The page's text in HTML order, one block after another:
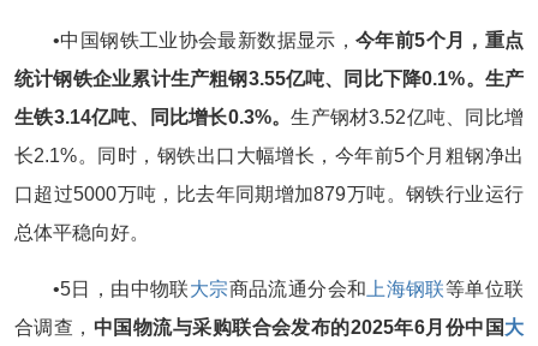
•中国钢铁工业协会最新数据显示， 今年前5个月，重点
统计钢铁企业累计生产粗钢3.55亿吨、同比下降0.1%。生产
生铁3.14亿吨、同比增长0.3%。生产钢材3.52亿吨、同比增
长2.1%。同时，钢铁出口大幅增长，今年前5个月粗钢净出
口超过5000万吨，比去年同期增加879万吨。钢铁行业运行
总体平稳向好。
•5日，由中物联大宗商品流通分会和 上海钢联等单位联
合调查， 中国物流与采购联合会发布的2025年6月份中国大